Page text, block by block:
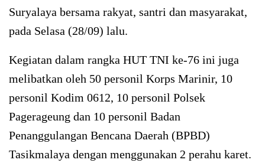
Suryalaya bersama rakyat, santri dan masyarakat,
pada Selasa (28/09) lalu.
Kegiatan dalam rangka HUT TNI ke-76 ini juga
melibatkan oleh 50 personil Korps Marinir, 10
personil Kodim 0612, 10 personil Polsek
Pagerageung dan 10 personil Badan
Penanggulangan Bencana Daerah (BPBD)
Tasikmalaya dengan menggunakan 2 perahu karet.